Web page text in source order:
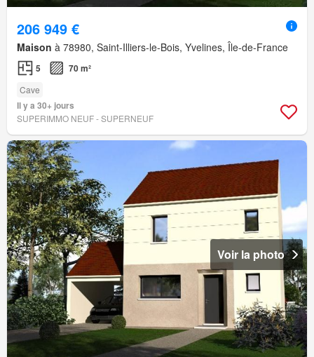
206 949 €
Maison à 78980, Saint-Illiers-le-Bois, Yvelines, Île-de-France
5 70 m²
Cave
Il y a 30+ jours
SUPERIMMO NEUF - SUPERNEUF
Voir la photo